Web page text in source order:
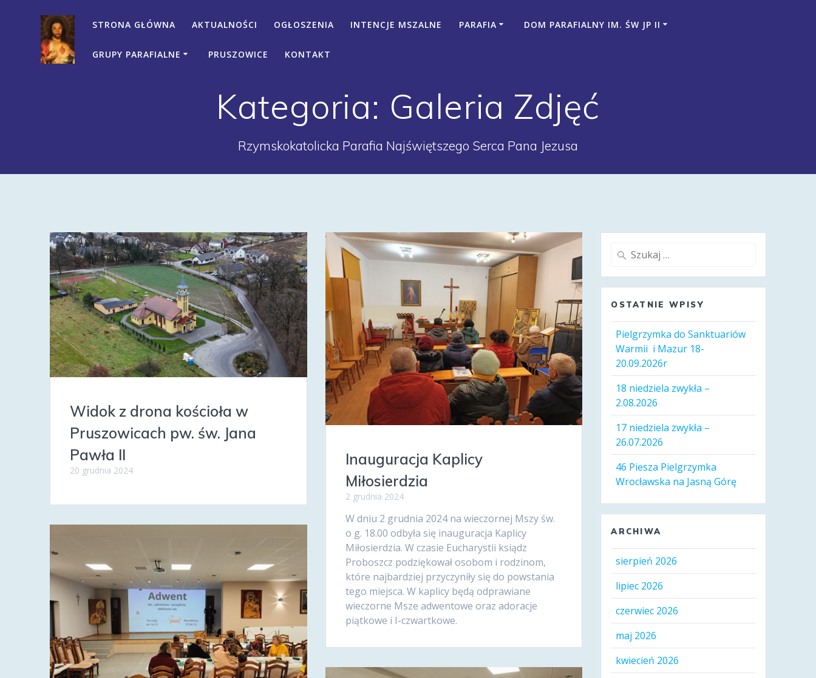
STRONA GŁÓWNA AKTUALNOŚCI OGŁOSZENIA INTENCJE MSZALNE PARAFIA DOM PARAFIALNY IM. ŚW JP II
GRUPY PARAFIALNE PRUSZOWICE KONTAKT
Kategoria: Galeria Zdjęć
Rzymskokatolicka Parafia Najświętszego Serca Pana Jezusa
Widok z drona kościoła w
Pruszowicach pw. św. Jana
Pawła II
20 grudnia 2024
Inauguracja Kaplicy
Miłosierdzia
2 grudnia 2024
W dniu 2 grudnia 2024 na wieczornej Mszy św.
o g. 18.00 odbyła się inauguracja Kaplicy
Miłosierdzia. W czasie Eucharystii ksiądz
Proboszcz podziękował osobom i rodzinom,
które najbardziej przyczyniły się do powstania
tego miejsca. W kaplicy będą odprawiane
wieczorne Msze adwentowe oraz adoracje
piątkowe i I-czwartkowe.
Szukaj:
OSTATNIE WPISY
Pielgrzymka do Sanktuariów
Warmii i Mazur 18-
20.09.2026r
18 niedziela zwykła –
2.08.2026
17 niedziela zwykła –
26.07.2026
46 Piesza Pielgrzymka
Wrocławska na Jasną Górę
ARCHIWA
sierpień 2026
lipiec 2026
czerwiec 2026
maj 2026
kwiecień 2026